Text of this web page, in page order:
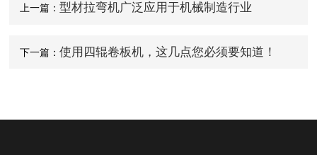
上一篇： 型材拉弯机广泛应用于机械制造行业
下一篇： 使用四辊卷板机，这几点您必须要知道！